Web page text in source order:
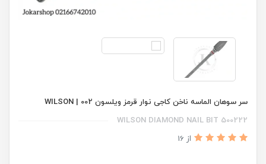
سر سوهان الماسه ناخن کاجی نوار قرمز ویلسون 002 | WILSON
WILSON DIAMOND NAIL BIT 500222
از 16